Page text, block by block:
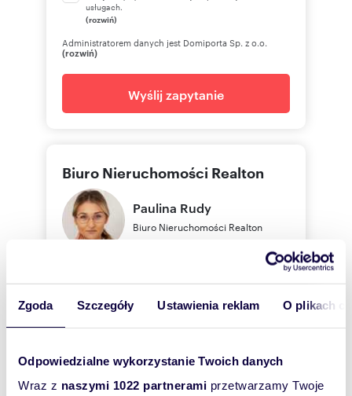
Zgoda Szczegóły Ustawienia reklam O plikach
Odpowiedzialne wykorzystanie Twoich danych
Wraz z naszymi 1022 partnerami przetwarzamy Twoje
usługach.
(rozwiń)
Administratorem danych jest Domiporta Sp. z o.o.
(rozwiń)
Wyślij zapytanie
Biuro Nieruchomości Realton
Paulina Rudy
Biuro Nieruchomości Realton
577911 Pokaż telefon
Zostaw telefon, oddzwonimy
bezpłatnie